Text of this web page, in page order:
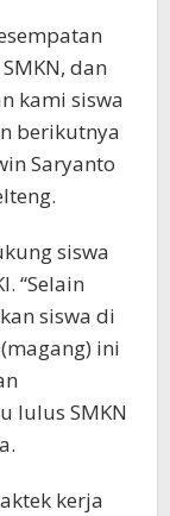
dan
kami siswa
berikutnya
Saryanto
siswa
“Selain
siswa di
ini
lulus SMKN
kerja